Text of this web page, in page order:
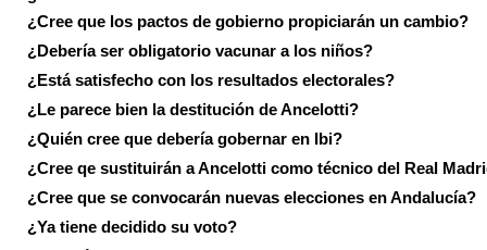
¿Cree que los pactos de gobierno propiciarán un cambio?
¿Debería ser obligatorio vacunar a los niños?
¿Está satisfecho con los resultados electorales?
¿Le parece bien la destitución de Ancelotti?
¿Quién cree que debería gobernar en Ibi?
¿Cree qe sustituirán a Ancelotti como técnico del Real
¿Cree que se convocarán nuevas elecciones en Andalucía?
¿Ya tiene decidido su voto?